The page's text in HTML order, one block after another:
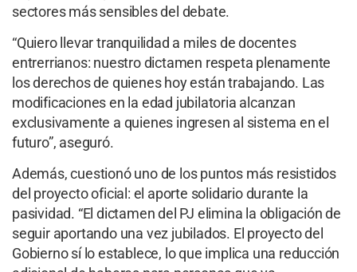
sectores más sensibles del debate.
“Quiero llevar tranquilidad a miles de docentes
entrerrianos: nuestro dictamen respeta plenamente
los derechos de quienes hoy están trabajando. Las
modificaciones en la edad jubilatoria alcanzan
exclusivamente a quienes ingresen al sistema en el
futuro”, aseguró.
Además, cuestionó uno de los puntos más resistidos
del proyecto oficial: el aporte solidario durante la
pasividad. “El dictamen del PJ elimina la obligación de
seguir aportando una vez jubilados. El proyecto del
Gobierno sí lo establece, lo que implica una reducción